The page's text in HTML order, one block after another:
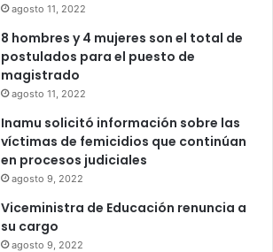
agosto 11, 2022
8 hombres y 4 mujeres son el total de
postulados para el puesto de
magistrado
agosto 11, 2022
Inamu solicitó información sobre las
víctimas de femicidios que continúan
en procesos judiciales
agosto 9, 2022
Viceministra de Educación renuncia a
su cargo
agosto 9, 2022